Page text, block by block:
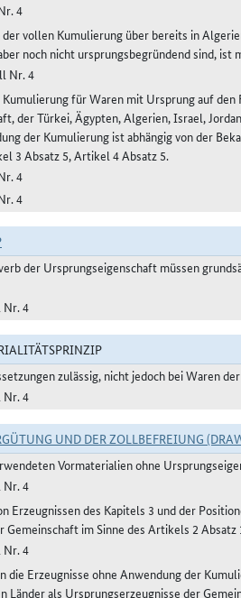
4
der vollen Kumulierung über bereits in
noch nicht ursprungsbegründend sind,
Nr. 4
für Waren mit Ursprung auf
der Türkei, Ägypten, Algerien, Israel,
der Kumulierung ist abhängig von der
3 Absatz 5, Artikel 4 Absatz 5.
4
4
der Ursprungseigenschaft müssen
4
zulässig, nicht jedoch bei Waren
4
UND DER ZOLLBEFREIUNG
Vormaterialien ohne
4
Erzeugnissen des Kapitels 3 und der
Gemeinschaft im Sinne des Artikels 2
4
die Erzeugnisse ohne Anwendung der
Länder als Ursprungserzeugnisse der